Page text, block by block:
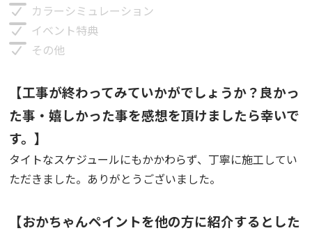
カラーシミュレーション
イベント特典
その他
【工事が終わってみていかがでしょうか？良かっ
た事・嬉しかった事を感想を頂けましたら幸いで
す。】
タイトなスケジュールにもかかわらず、丁寧に施工してい
ただきました。ありがとうございました。
【おかちゃんペイントを他の方に紹介するとした